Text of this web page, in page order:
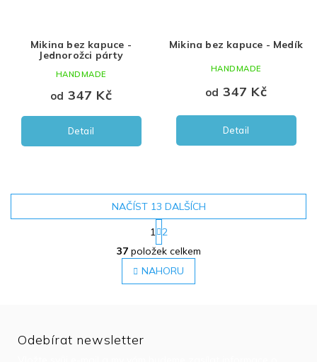
Mikina bez kapuce -
Jednorožci párty
od 347 Kč
Detail
HANDMADE
Mikina bez kapuce - Medík
od 347 Kč
Detail
HANDMADE
O
v
l
á
NAČÍST 13 DALŠÍCH
1 2
37položek celkem
NAHORU
Odebírat newsletter